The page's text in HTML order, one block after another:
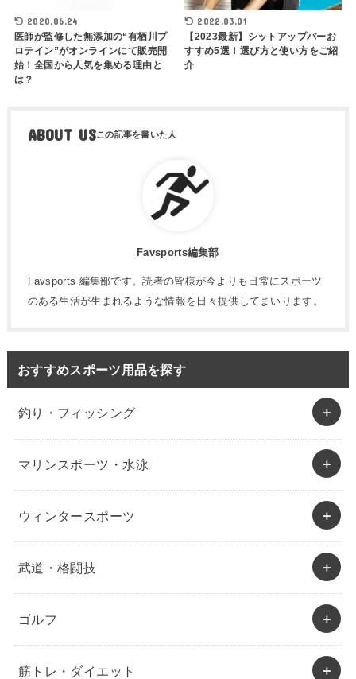
2020.06.24
医師が監修した無添加の“有栖川プ
ロテイン”がオンラインにて販売開
始！全国から人気を集める理由と
は？
2022.03.01
【2023最新】シットアップバーお
すすめ5選！選び方と使い方をご紹
介
ABOUT US
Favsports編集部
Favsports 編集部です。読者の皆様が今よりも日常にスポーツ
のある生活が生まれるような情報を日々提供してまいります。
おすすめスポーツ用品を探す
釣り・フィッシング
マリンスポーツ・水泳
ウィンタースポーツ
武道・格闘技
ゴルフ
筋トレ・ダイエット